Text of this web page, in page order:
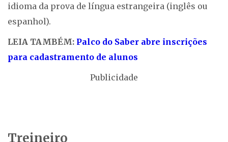
idioma da prova de língua estrangeira (inglês ou
espanhol).
LEIA TAMBÉM: Palco do Saber abre inscrições
para cadastramento de alunos
Publicidade
Treineiro